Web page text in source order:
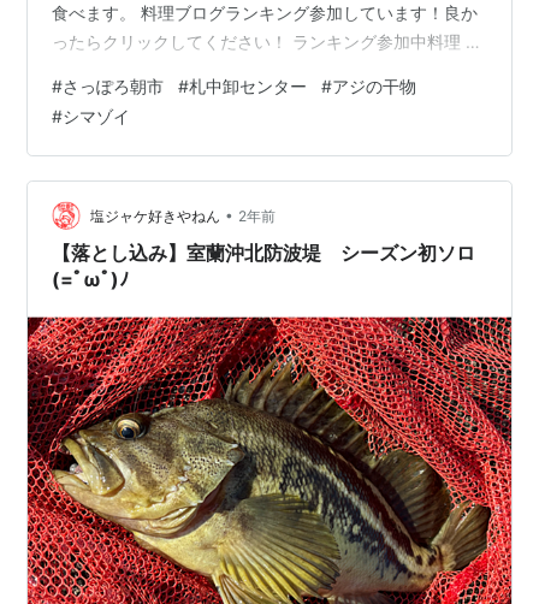
食べます。 料理ブログランキング参加しています！良か
ったらクリックしてください！ ランキング参加中料理 ア
アジ 丸のアジを買ったら冷凍だったので干物にします。
ゼイゴと鱗を取ったら頭を落として腹開きにします。お
腹の周りがなんとなくぐずついている部分があったので
トリミングしておきました。 塩を軽く振ったらぴちっと
シートでくるんでチルド室に入れます。ぴちっとシート
はがっつり脱水できるの…
#さっぽろ朝市 #札中卸センター #アジの干物
#シマゾイ
塩ジャケ好きやねん • 2年前
【落とし込み】室蘭沖北防波堤 シーズン初ソロ
(=ﾟωﾟ)ﾉ